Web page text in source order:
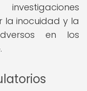
la inocuidad y la
en los